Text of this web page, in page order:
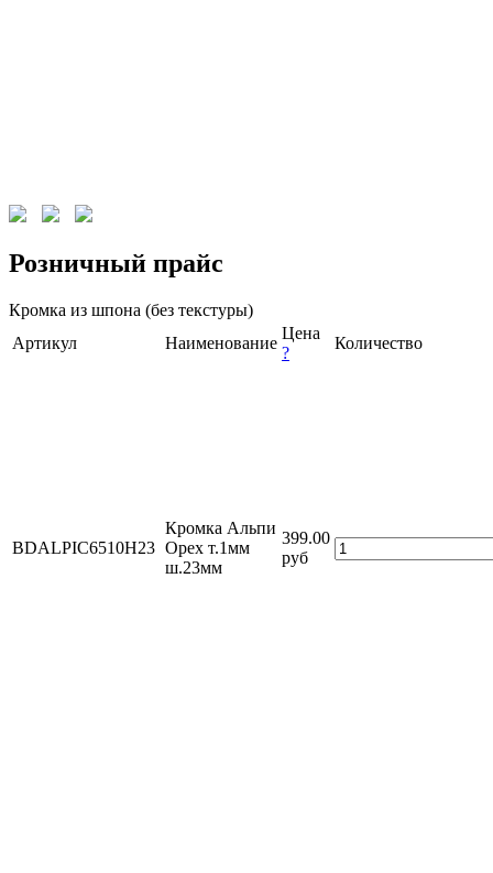
Розничный прайс
Кромка из шпона (без текстуры)
Артикул
Наименование
Цена
?
Количество
BDALPIC6510H23
Кромка Альпи
Орех т.1мм
ш.23мм
399.00
руб